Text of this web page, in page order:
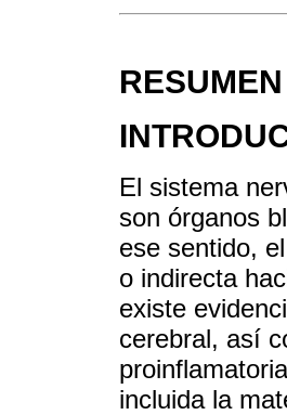
RESUMEN
El sistema
son órganos
ese sentido,
o indirecta
existe
cerebral, así
incluida la